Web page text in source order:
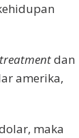
treatmentdan
amerika,
maka